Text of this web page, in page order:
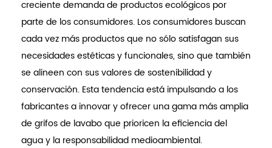
creciente demanda de productos ecológicos por
parte de los consumidores. Los consumidores buscan
cada vez más productos que no sólo satisfagan sus
necesidades estéticas y funcionales, sino que también
se alineen con sus valores de sostenibilidad y
conservación. Esta tendencia está impulsando a los
fabricantes a innovar y ofrecer una gama más amplia
de grifos de lavabo que prioricen la eficiencia del
agua y la responsabilidad medioambiental.